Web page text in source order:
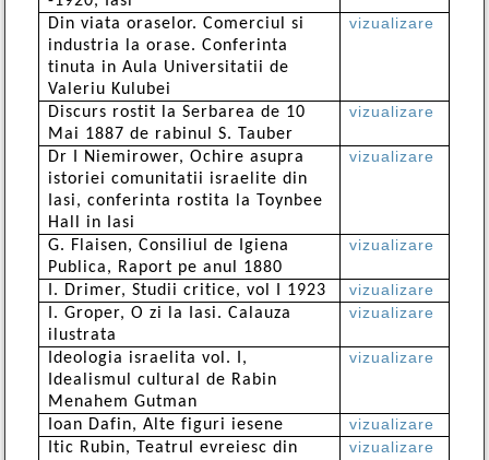
Din viata oraselor. Comerciul si
industria la orase. Conferinta
tinuta in Aula Universitatii de
Valeriu Kulubei
vizualizare
Discurs rostit la Serbarea de 10
Mai 1887 de rabinul S. Tauber
vizualizare
Dr I Niemirower, Ochire asupra
istoriei comunitatii israelite din
Iasi, conferinta rostita la Toynbee
Hall in Iasi
vizualizare
G. Flaisen, Consiliul de Igiena
Publica, Raport pe anul 1880
vizualizare
I. Drimer, Studii critice, vol I 1923
vizualizare
I. Groper, O zi la Iasi. Calauza
ilustrata
vizualizare
Ideologia israelita vol. I,
Idealismul cultural de Rabin
Menahem Gutman
vizualizare
Ioan Dafin, Alte figuri iesene
vizualizare
Itic Rubin, Teatrul evreiesc din
vizualizare